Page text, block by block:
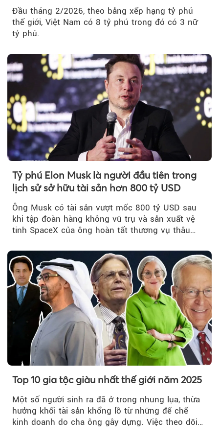
Đầu tháng 2/2026, theo bảng xếp hạng tỷ phú
thế giới, Việt Nam có 8 tỷ phú trong đó có 3 nữ
tỷ phú.
Tỷ phú Elon Musk là người đầu tiên trong
lịch sử sở hữu tài sản hơn 800 tỷ USD
Ông Musk có tài sản vượt mốc 800 tỷ USD sau
khi tập đoàn hàng không vũ trụ và sản xuất vệ
tinh SpaceX của ông hoàn tất thương vụ thâu
do ông kiểm soát.
Top 10 gia tộc giàu nhất thế giới năm 2025
Một số người sinh ra đã ở trong nhung lụa, thừa
hưởng khối tài sản khổng lồ từ những đế chế
kinh doanh do cha ông gây dựng. Việc theo dõi